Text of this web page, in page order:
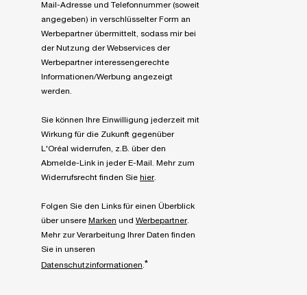
Mail-Adresse und Telefonnummer (soweit
angegeben) in verschlüsselter Form an
Werbepartner übermittelt, sodass mir bei
der Nutzung der Webservices der
Werbepartner interessengerechte
Informationen/Werbung angezeigt
werden.
Sie können Ihre Einwilligung jederzeit mit
Wirkung für die Zukunft gegenüber
L'Oréal widerrufen, z.B. über den
Abmelde-Link in jeder E-Mail. Mehr zum
Widerrufsrecht finden Sie hier.
Folgen Sie den Links für einen Überblick
über unsere Marken und Werbepartner.
Mehr zur Verarbeitung Ihrer Daten finden
Sie in unseren
Datenschutzinformationen.*